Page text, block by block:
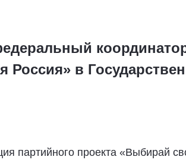
Россия» в
партийного проекта «Выбирай